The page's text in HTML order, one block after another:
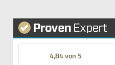
4,84 von 5